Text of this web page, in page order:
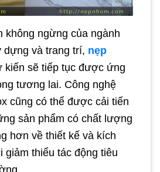
không ngừng của ngành
dựng và trang trí, nẹp
kiến sẽ tiếp tục được ứng
tương lai. Công nghệ
cũng có thể được cải tiến
sản phẩm có chất lượng
hơn về thiết kế và kích
thiểu tác động tiêu